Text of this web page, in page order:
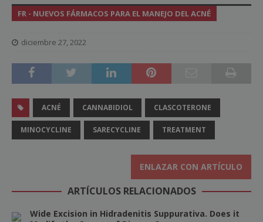
FR - NUEVOS FÁRMACOS PARA EL MANEJO DEL ACNÉ
diciembre 27, 2022
ACNÉ CANNABIDIOL CLASCOTERONE
MINOCYCLINE SARECYCLINE TREATMENT
ENLAZAR CON ARTÍCULO
ARTÍCULOS RELACIONADOS
Wide Excision in Hidradenitis Suppurativa. Does it